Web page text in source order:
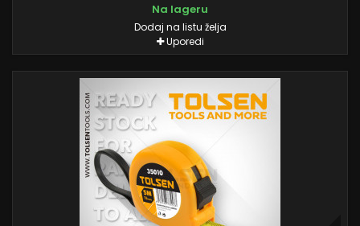
Na lageru
Dodaj na listu želja
Uporedi